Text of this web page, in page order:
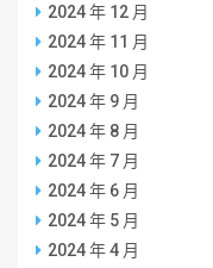
2024 年 12 月
2024 年 11 月
2024 年 10 月
2024 年 9 月
2024 年 8 月
2024 年 7 月
2024 年 6 月
2024 年 5 月
2024 年 4 月